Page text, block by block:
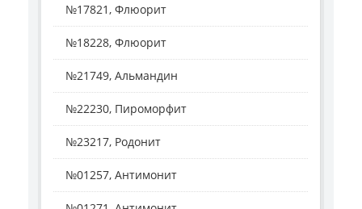
№17821, Флюорит
№18228, Флюорит
№21749, Альмандин
№22230, Пироморфит
№23217, Родонит
№01257, Антимонит